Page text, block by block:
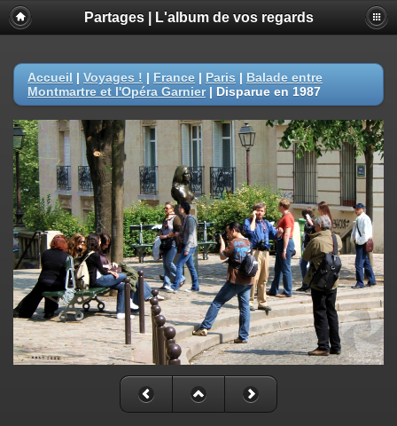
Partages | L'album de vos regards
Accueil | Voyages ! | France | Paris | Balade entre
Montmartre et l'Opéra Garnier| Disparue en 1987